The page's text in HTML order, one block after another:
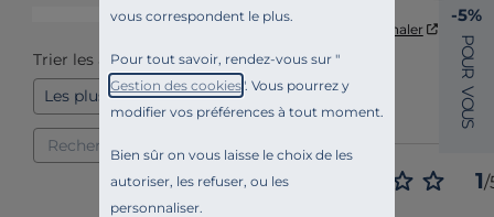
vous correspondent le plus.
Pour tout savoir, rendez-vous sur "
Gestion des cookies". Vous pourrez y
modifier vos préférences à tout moment.
Bien sûr on vous laisse le choix de les
autoriser, les refuser, ou les
personnaliser.
1
Trier les avis
Signaler
1/
-5%
P
O
U
R
V
O
U
S